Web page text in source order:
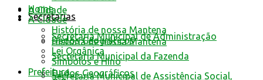
Secretarias
Secretaria Municipal de Administração
Secretaria Municipal da Fazenda
Secretaria Municipal de Assistência Social,
A Cidade
História de nossa Mantena
Dados Geográficos
Home
A Cidade
História de nossa Mantena
Dados Geográficos
Lei Orgânica
Símbolos e Hino
Prefeitura